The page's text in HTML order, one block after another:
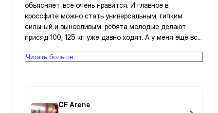
объясняет. все очень нравится. И главное в
кроссфите можно стать универсальным. гипким
сильный и выносливым. ребята молодые делают
присяд 100, 125 кг. уже давно ходят. А у меня ещё все
Читать больше
CF Arena